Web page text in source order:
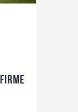
firme